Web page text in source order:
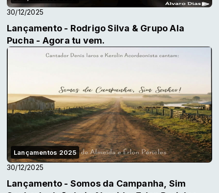
30/12/2025
Lançamento - Rodrigo Silva & Grupo Ala
Pucha - Agora tu vem.
Lançamentos 2025
30/12/2025
Lançamento - Somos da Campanha, Sim